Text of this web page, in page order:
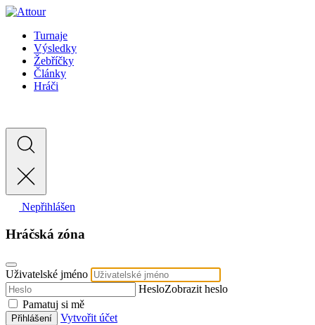
Turnaje
Výsledky
Žebříčky
Články
Hráči
Nepřihlášen
Hráčská zóna
Uživatelské jméno
HesloZobrazit heslo
Pamatuj si mě
Přihlášení Vytvořit účet